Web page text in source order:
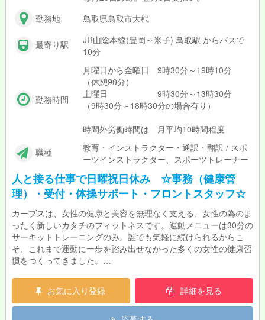
勤務地
鳥取県鳥取市大杙
最寄り駅
JR山陰本線(豊岡～米子) 鳥取駅 からバスで
10分
勤務時間
月曜日から金曜日 9時30分～19時10分
（休憩90分）
土曜日 9時30分～13時30分
（9時30分～18時30分の場合有り）
時間外労働時間は 月平均10時間程度
職種
教育・インストラクター・通訳・翻訳 / スポ
ーツインストラクター、スポーツトレーナー
人と接る仕事で日曜祝日休み ☆事務（健康管
理）・受付・体操サポート・フロントスタッフ☆
カーブスは、女性の健康と美容を無理なく支える、女性の為のま
ったく新しいカタチのフィットネスです。運動メニューは30分の
サーキットトレーニングのみ。誰でも気軽に続けられるからこ
そ、これまで運動に一歩を踏み出せなかった多くの女性の健康習
慣をつくってきました。
喜んでいただけるサポートができるフィットネスです。同時に女
性が働きやすい環境づくりにも力を入れている、やりがいと働き
やすさが両立できる職場です。 （※公益財団法人日本生産性本
お気に入り登録 詳細を見る